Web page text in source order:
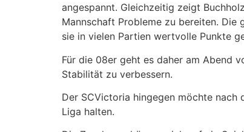
angespannt. Gleichzeitig zeigt
Mannschaft Probleme zu bereiten.
sie in vielen Partien wertvolle Punkte
Für die 08er geht es daher am Abend
Stabilität zu verbessern.
Der SCVictoria hingegen möchte
Liga halten.